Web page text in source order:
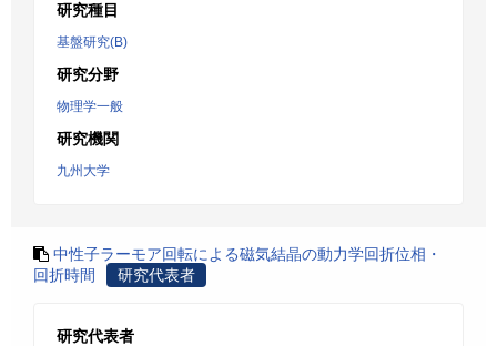
研究種目
基盤研究(B)
研究分野
物理学一般
研究機関
九州大学
中性子ラーモア回転による磁気結晶の動力学回折位相・
回折時間
研究代表者
研究代表者